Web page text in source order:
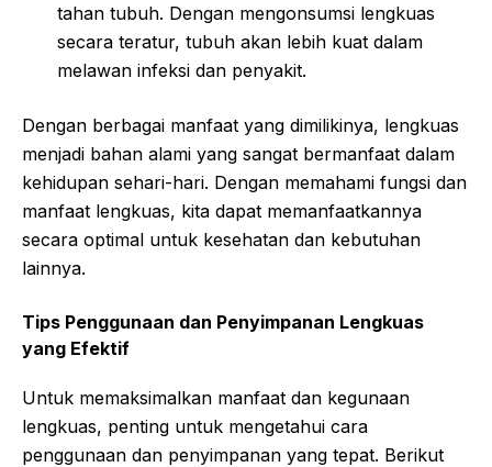
tahan tubuh. Dengan mengonsumsi lengkuas
secara teratur, tubuh akan lebih kuat dalam
melawan infeksi dan penyakit.
Dengan berbagai manfaat yang dimilikinya, lengkuas
menjadi bahan alami yang sangat bermanfaat dalam
kehidupan sehari-hari. Dengan memahami fungsi dan
manfaat lengkuas, kita dapat memanfaatkannya
secara optimal untuk kesehatan dan kebutuhan
lainnya.
Tips Penggunaan dan Penyimpanan Lengkuas
yang Efektif
Untuk memaksimalkan manfaat dan kegunaan
lengkuas, penting untuk mengetahui cara
penggunaan dan penyimpanan yang tepat. Berikut